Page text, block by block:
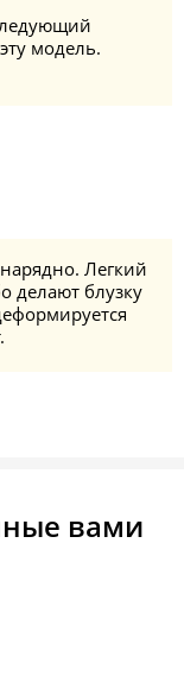
модель.
Легкий
делают блузку
вами